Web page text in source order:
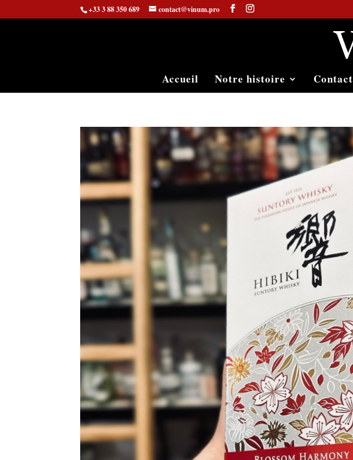
+33 3 88 350 689 contact@vinum.pro
Accueil Notre histoire Contact